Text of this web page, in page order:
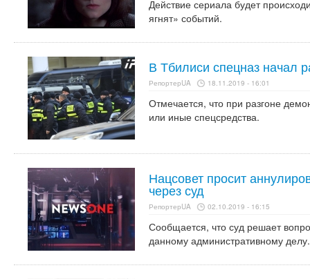
Действие сериала будет
ягнят» событий.
В Тбилиси спецназ начал
РепортерUA 18.11.2019 - 16:01
Отмечается, что при разгоне
или иные спецсредства.
Нацсовет просит
через суд
РепортерUA 02.10.2019 - 16:15
Сообщается, что суд решает
данному административному делу.